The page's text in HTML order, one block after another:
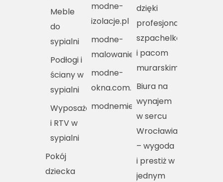
Meble
do
sypialni
Podłogi i
ściany w
sypialni
Wyposażenie
i RTV w
sypialni
Pokój
dziecka
modne-
izolacje.pl
modne-
malowanie.pl
modne-
okna.com.pl
modnemieszkania.pl
dzięki
profesjonalnym
szpachelkom
i pacom
murarskim
Biura na
wynajem
w sercu
Wrocławia
– wygoda
i prestiż w
jednym